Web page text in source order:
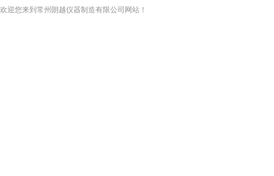
欢迎您来到常州朗越仪器制造有限公司网站！